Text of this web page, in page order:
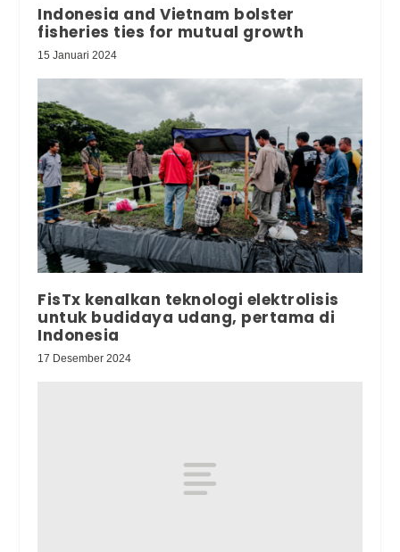
Indonesia and Vietnam bolster
fisheries ties for mutual growth
15 Januari 2024
FisTx kenalkan teknologi elektrolisis
untuk budidaya udang, pertama di
Indonesia
17 Desember 2024